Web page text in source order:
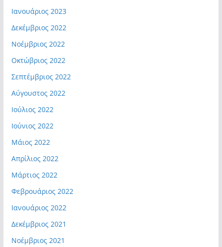
Ιανουάριος 2023
Δεκέμβριος 2022
Νοέμβριος 2022
Οκτώβριος 2022
Σεπτέμβριος 2022
Αύγουστος 2022
Ιούλιος 2022
Ιούνιος 2022
Μάιος 2022
Απρίλιος 2022
Μάρτιος 2022
Φεβρουάριος 2022
Ιανουάριος 2022
Δεκέμβριος 2021
Νοέμβριος 2021